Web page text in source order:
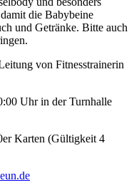
die Babybeine
und Getränke. Bitte auch
von Fitnesstrainerin
Uhr in der Turnhalle
Karten (Gültigkeit 4